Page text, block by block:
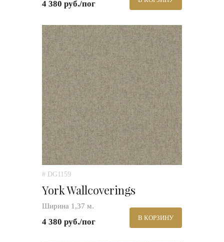
4 380 руб./пог
# DG1159
York Wallcoverings
Ширина 1,37 м.
4 380 руб./пог В КОРЗИНУ